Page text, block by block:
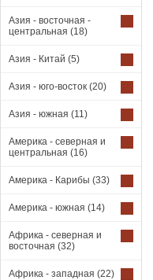
Азия - восточная -
центральная (18)
Азия - Китай (5)
Азия - юго-восток (20)
Азия - южная (11)
Америка - северная и
центральная (16)
Америка - Карибы (33)
Америка - южная (14)
Африка - северная и
восточная (32)
Африка - западная (22)